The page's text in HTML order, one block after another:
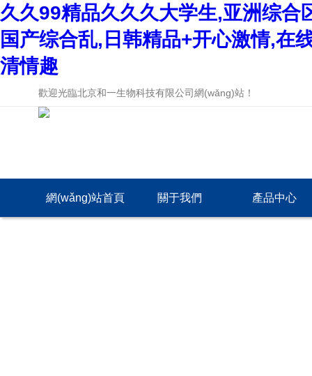
久久99精品久久久大学生,亚洲综
国产综合乱,日韩精品+开心激情,在
清情趣
歡迎光臨北京和一生物科技有限公司網(wǎng)站！
網(wǎng)站首頁 關于我們 產品中心